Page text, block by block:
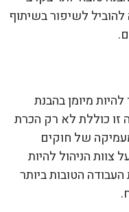
לשיפור בשיתוף
מיומן בהבנת
זו כוללת לא רק הכרת
של חוקים
הניהול להיות
הטובות ביותר